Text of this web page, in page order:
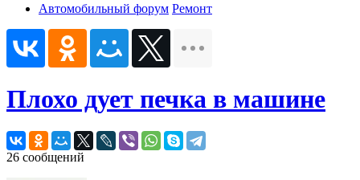
Автомобильный форум Ремонт
Плохо дует печка в машине
26 сообщений